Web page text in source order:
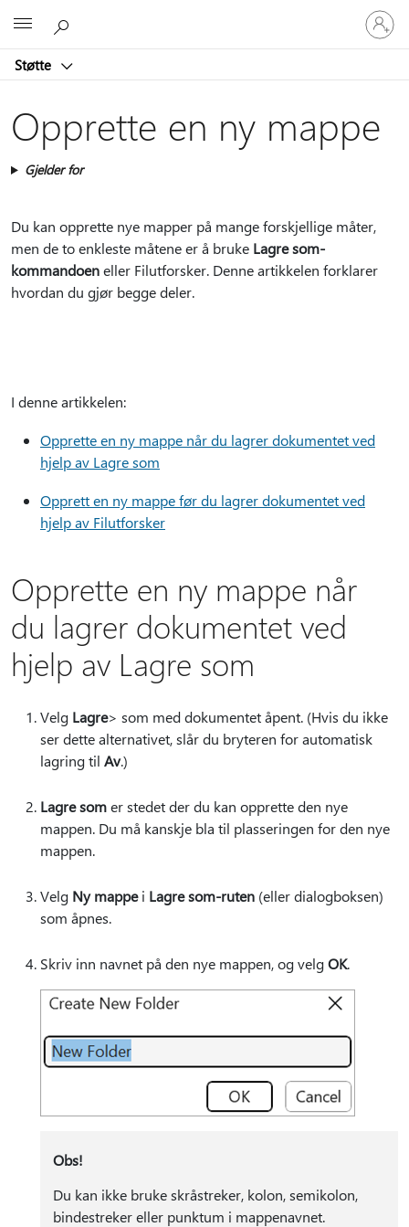
Støtte
Logg
på
kontoen
Opprette en ny mappe
Gjelder for
Du kan opprette nye mapper på mange forskjellige måter,
men de to enkleste måtene er å bruke Lagre som-
kommandoeneller Filutforsker. Denne artikkelen forklarer
hvordan du gjør begge deler.
I denne artikkelen:
Opprette en ny mappe når du lagrer dokumentet ved
hjelp av Lagre som
Opprett en ny mappe før du lagrer dokumentet ved
hjelp av Filutforsker
Opprette en ny mappe når
du lagrer dokumentet ved
hjelp av Lagre som
Velg Lagre> som med dokumentet åpent. (Hvis du ikke
ser dette alternativet, slår du bryteren for automatisk
lagring til Av.)
Lagre somer stedet der du kan opprette den nye
mappen. Du må kanskje bla til plasseringen for den nye
mappen.
Velg Ny mappei Lagre som-ruten (eller dialogboksen)
som åpnes.
Skriv inn navnet på den nye mappen, og velgOK.
Obs!
Du kan ikke bruke skråstreker, kolon, semikolon,
bindestreker eller punktum i mappenavnet.